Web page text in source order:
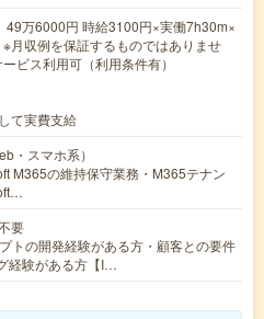
万6000円 時給3100円×実働7h30m×
月収例を保証するものではありませ
ビス利用可（利用条件有）
て実費支給
・スマホ系）
M365の維持保守業務・M365テナン
要
トの開発経験がある方・顧客との要件
経験がある方【I…